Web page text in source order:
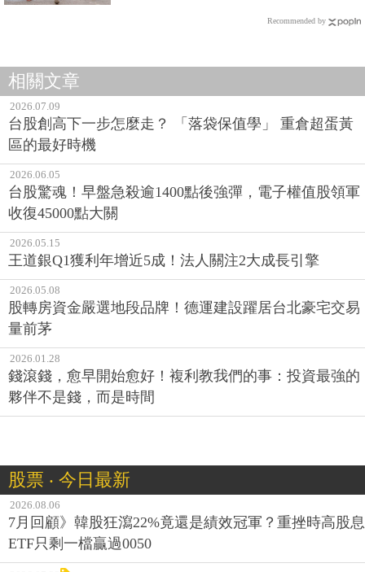
Recommended by
相關文章
2026.07.09
台股創高下一步怎麼走？ 「落袋保值學」 重倉超蛋黃
區的最好時機
2026.06.05
台股驚魂！早盤急殺逾1400點後強彈，電子權值股領軍
收復45000點大關
2026.05.15
王道銀Q1獲利年增近5成！法人關注2大成長引擎
2026.05.08
股轉房資金嚴選地段品牌！德運建設躍居台北豪宅交易
量前茅
2026.01.28
錢滾錢，愈早開始愈好！複利教我們的事：投資最強的
夥伴不是錢，而是時間
股票 ‧ 今日最新
2026.08.06
7月回顧》韓股狂瀉22%竟還是績效冠軍？重挫時高股息
ETF只剩一檔贏過0050